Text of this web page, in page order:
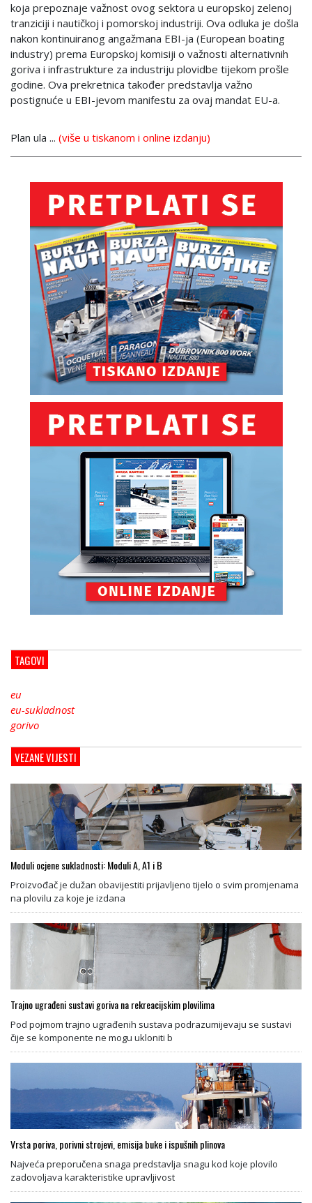
koja prepoznaje važnost ovog sektora u europskoj zelenoj
tranziciji i nautičkoj i pomorskoj industriji. Ova odluka je došla
nakon kontinuiranog angažmana EBI-ja (European boating
industry) prema Europskoj komisiji o važnosti alternativnih
goriva i infrastrukture za industriju plovidbe tijekom prošle
godine. Ova prekretnica također predstavlja važno
postignuće u EBI-jevom manifestu za ovaj mandat EU-a.
Plan ula ... (više u tiskanom i online izdanju)
TAGOVI
eu
eu-sukladnost
gorivo
VEZANE VIJESTI
Moduli ocjene sukladnosti: Moduli A, A1 i B
Proizvođač je dužan obavijestiti prijavljeno tijelo o svim promjenama
na plovilu za koje je izdana
Trajno ugrađeni sustavi goriva na rekreacijskim plovilima
Pod pojmom trajno ugrađenih sustava podrazumijevaju se sustavi
čije se komponente ne mogu ukloniti b
Vrsta poriva, porivni strojevi, emisija buke i ispušnih plinova
Najveća preporučena snaga predstavlja snagu kod koje plovilo
zadovoljava karakteristike upravljivost